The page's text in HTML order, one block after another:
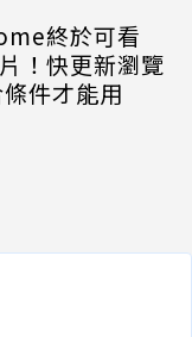
終於可看
！快更新瀏覽
件才能用